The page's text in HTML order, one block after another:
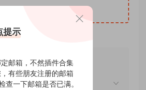
提示
邮箱，不然插件合集
有些朋友注册的邮箱
查一下邮箱是否已满。